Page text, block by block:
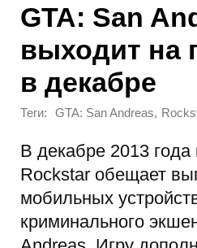
GTA: San
выходит на
в декабре
Теги: GTA: San Andreas,
В декабре 2013 года
Rockstar обещает
мобильных
криминального